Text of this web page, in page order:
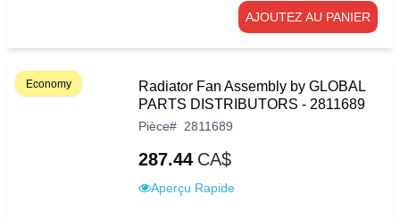
AJOUTEZ AU PANIER
Economy
Radiator Fan Assembly by GLOBAL
PARTS DISTRIBUTORS - 2811689
Pièce# 2811689
287.44 CA$
Aperçu Rapide